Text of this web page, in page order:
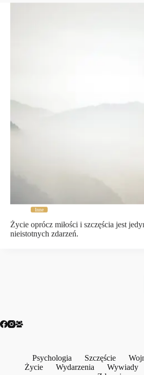
Inne
Życie oprócz miłości i szczęścia jest
nieistotnych zdarzeń.
Psychologia Szczęście
Życie
Wydarzenia Wywiady